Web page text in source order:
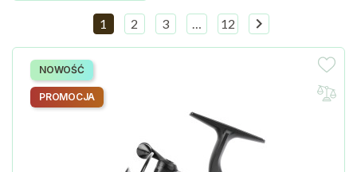
1 2 3 12
Następny

NOWOŚĆ
PROMOCJA